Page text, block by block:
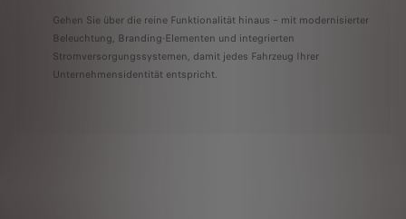
Gehen Sie über die reine Funktionalität hinaus – mit modernisierter
Beleuchtung, Branding-Elementen und integrierten
Stromversorgungssystemen, damit jedes Fahrzeug Ihrer
Unternehmensidentität entspricht.